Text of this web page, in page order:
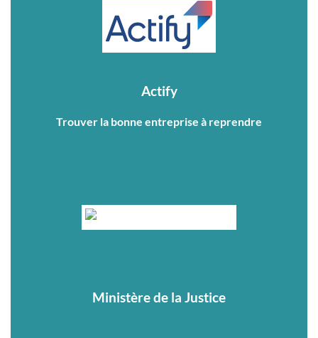
Actify
Trouver la bonne entreprise à reprendre
Ministère de la Justice